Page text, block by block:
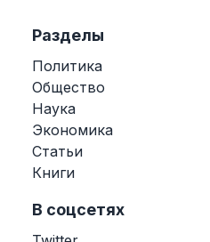
Разделы
Политика
Общество
Наука
Экономика
Статьи
Книги
В соцсетях